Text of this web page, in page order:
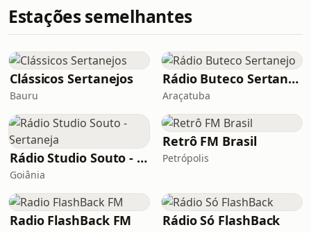
Estações semelhantes
Clássicos Sertanejos
Bauru
Rádio Buteco Sertanejo
Araçatuba
Rádio Studio Souto - Sertaneja
Goiânia
Retrô FM Brasil
Petrópolis
Radio FlashBack FM Rádio Só FlashBack